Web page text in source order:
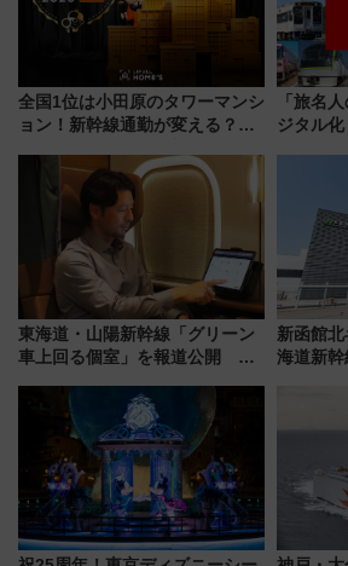
全国1位は小田原のタワーマンシ
ョン！新幹線通勤が変える？
【新築マンション人気ランキン
グ】
「旅名
ジタル
東海道・山陽新幹線「グリーン
車上回る個室」を報道公開 プ
新函館
海道新